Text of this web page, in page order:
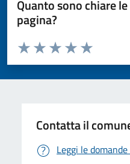
Quanto sono chiare
pagina?
Valuta da 1 a 5 stelle la pagina
Valuta 5
Valuta 4 stelle
Valuta 3 stelle su 5
Valuta 2 stelle su 5
Valuta 1 stelle su 5
Contatta il
Leggi le